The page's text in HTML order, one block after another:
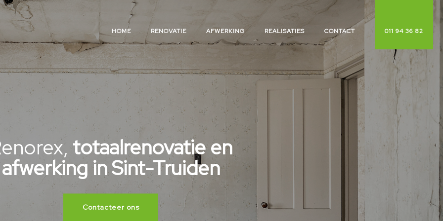
HOME RENOVATIE AFWERKING REALISATIES CONTACT 011 94 36 82
expert voor afbraak,
renovatie en afwerking